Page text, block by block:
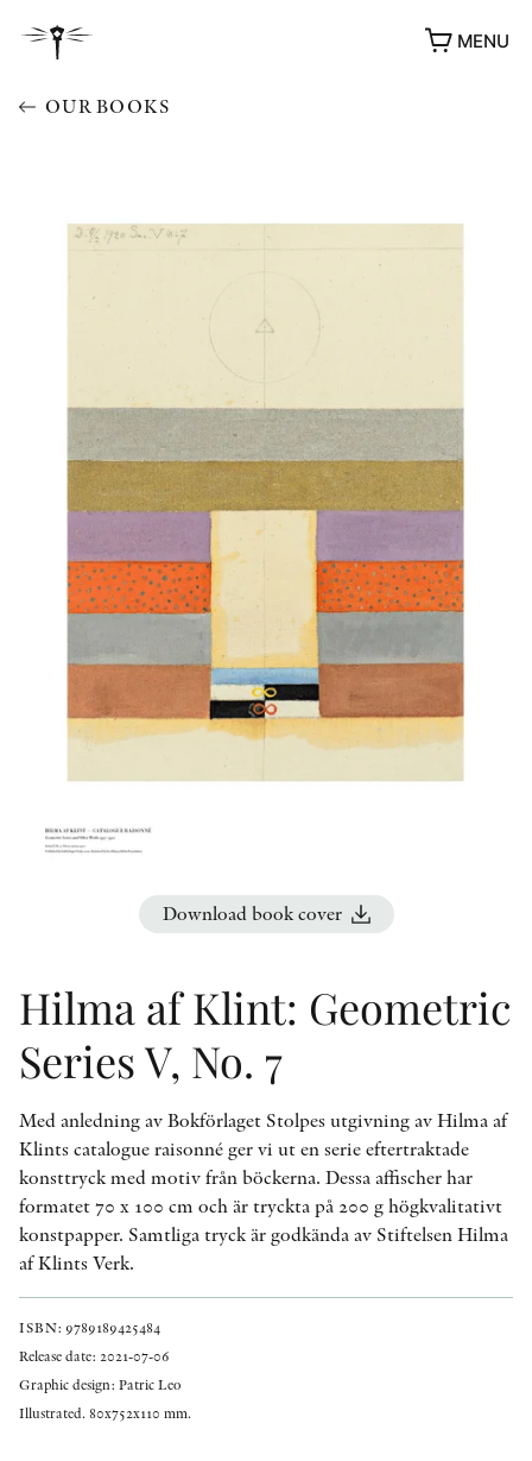
MENU
OTHER FORMATS
PEER REVIEW PROCESS
OUR BOOKS
Download book cover
Hilma af Klint: Geometric
Series V, No. 7
Med anledning av Bokförlaget Stolpes utgivning av Hilma af
Klints catalogue raisonné ger vi ut en serie eftertraktade
konsttryck med motiv från böckerna. Dessa affischer har
formatet 70 x 100 cm och är tryckta på 200 g högkvalitativt
konstpapper. Samtliga tryck är godkända av Stiftelsen Hilma
af Klints Verk.
ISBN: 9789189425484
Release date: 2021-07-06
Graphic design: Patric Leo
Illustrated. 80x752x110 mm.